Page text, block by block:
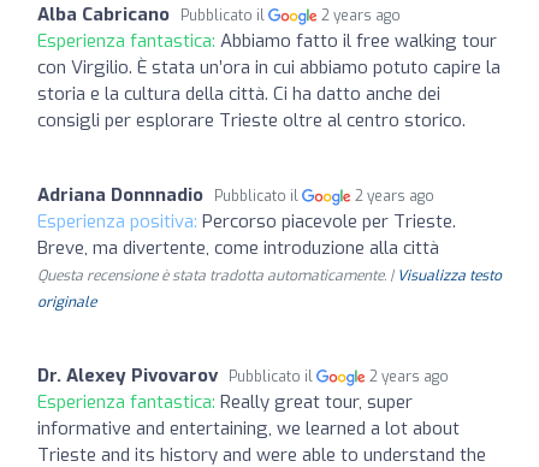
Alba Cabricano Pubblicato il 2 years ago
Esperienza fantastica: Abbiamo fatto il free walking tour
con Virgilio. È stata un’ora in cui abbiamo potuto capire la
storia e la cultura della città. Ci ha datto anche dei
consigli per esplorare Trieste oltre al centro storico.
Adriana Donnnadio Pubblicato il 2 years ago
Esperienza positiva: Percorso piacevole per Trieste.
Breve, ma divertente, come introduzione alla città
Questa recensione è stata tradotta automaticamente. | Visualizza testo
originale
Dr. Alexey Pivovarov Pubblicato il 2 years ago
Esperienza fantastica: Really great tour, super
informative and entertaining, we learned a lot about
Trieste and its history and were able to understand the